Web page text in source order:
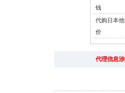
钱
代购日本
价
代理信息